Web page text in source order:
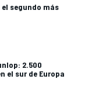
segundo más
2.500
el sur de Europa